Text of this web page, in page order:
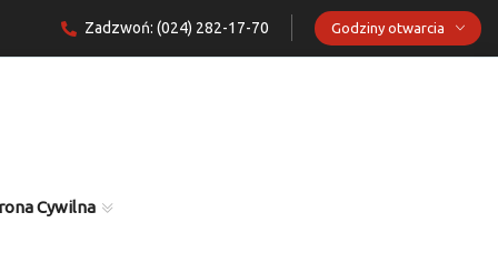
Zadzwoń: (024) 282-17-70 Godziny otwarcia
Cywilna